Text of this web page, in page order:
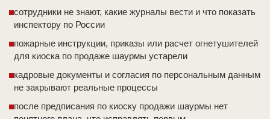
сотрудники не знают, какие журналы вести и что показать
инспектору по России
пожарные инструкции, приказы или расчет огнетушителей
для киоска по продаже шаурмы устарели
кадровые документы и согласия по персональным данным
не закрывают реальные процессы
после предписания по киоску продажи шаурмы нет